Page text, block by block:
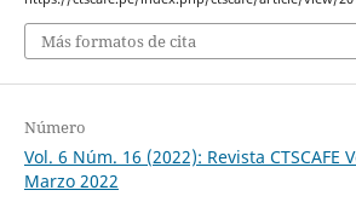
Más formatos de cita
Número
Vol. 6 Núm. 16 (2022): Revista CTSCAFE
Marzo 2022